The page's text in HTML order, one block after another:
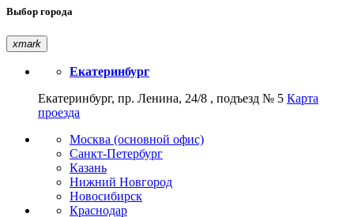
Выбор города
xmark
Екатеринбург
Екатеринбург, пр. Ленина, 24/8 , подъезд № 5 Карта
проезда
Москва (основной офис)
Санкт-Петербург
Казань
Нижний Новгород
Новосибирск
Краснодар